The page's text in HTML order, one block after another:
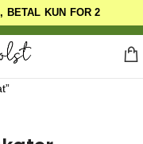
KUN FOR 2